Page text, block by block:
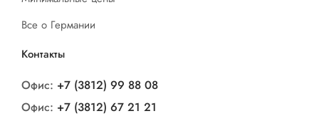
Все о Германии
Контакты
Офис: +7 (3812) 99 88 08
Офис: +7 (3812) 67 21 21